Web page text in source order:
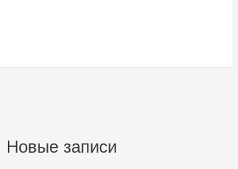
Новые записи